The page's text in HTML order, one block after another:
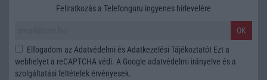
Feliratkozás a Telefonguru ingyenes hírlevelére
OK
Elfogadom az Adatvédelmi és Adatkezelési Tájékoztatót Ezt a
webhelyet a reCAPTCHA védi. A Google adatvédelmi irányelve és a
szolgáltatási feltételek érvényesek.